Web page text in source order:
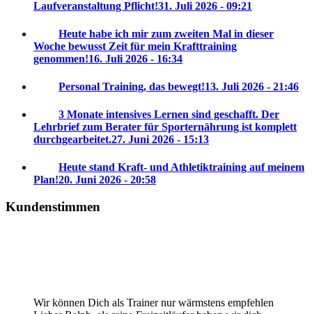
Laufveranstaltung Pflicht!31. Juli 2026 - 09:21
Heute habe ich mir zum zweiten Mal in dieser
Woche bewusst Zeit für mein Krafttraining
genommen!16. Juli 2026 - 16:34
Personal Training, das bewegt!13. Juli 2026 - 21:46
3 Monate intensives Lernen sind geschafft. Der
Lehrbrief zum Berater für Sporternährung ist komplett
durchgearbeitet.27. Juni 2026 - 15:13
Heute stand Kraft- und Athletiktraining auf meinem
Plan!20. Juni 2026 - 20:58
Kundenstimmen
Wir können Dich als Trainer nur wärmstens empfehlen